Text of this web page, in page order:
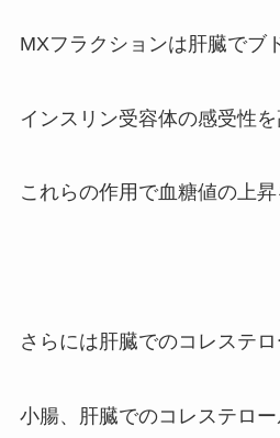
MXフラクションは肝臓でブ
インスリン受容体の感受性を
これらの作用で血糖値の上昇
さらには肝臓でのコレステ
小腸、肝臓でのコレステロー